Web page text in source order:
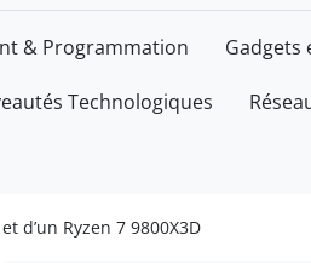
& Programmation Gadgets
Technologiques
d’un Ryzen 7 9800X3D